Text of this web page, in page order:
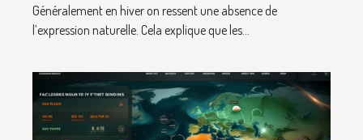
Généralement en hiver on ressent une absence de
l’expression naturelle. Cela explique que les...